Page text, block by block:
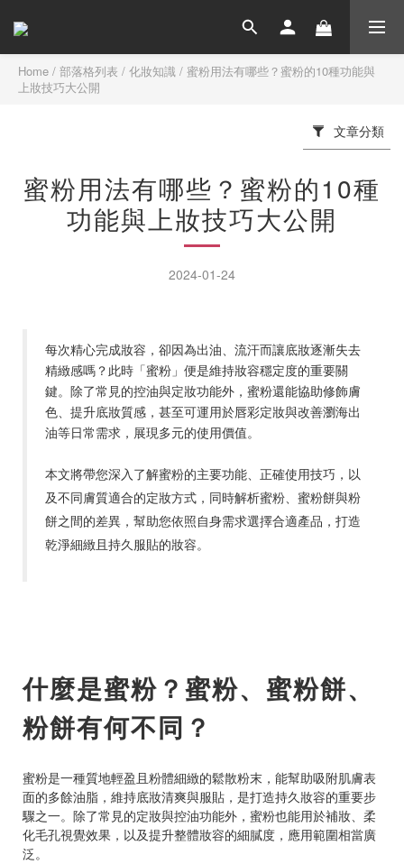
Home / 部落格列表 / 化妝知識 / 蜜粉用法有哪些？蜜粉的10種功能與
上妝技巧大公開
文章分類
蜜粉用法有哪些？蜜粉的10種
功能與上妝技巧大公開
2024-01-24
每次精心完成妝容，卻因為出油、流汗而讓底妝逐漸失去
精緻感嗎？此時「蜜粉」便是維持妝容穩定度的重要關
鍵。除了常見的控油與定妝功能外，蜜粉還能協助修飾膚
色、提升底妝質感，甚至可運用於唇彩定妝與改善瀏海出
油等日常需求，展現多元的使用價值。
本文將帶您深入了解蜜粉的主要功能、正確使用技巧，以
及不同膚質適合的定妝方式，同時解析蜜粉、蜜粉餅與粉
餅之間的差異，幫助您依照自身需求選擇合適產品，打造
乾淨細緻且持久服貼的妝容。
什麼是蜜粉？蜜粉、蜜粉餅、
粉餅有何不同？
蜜粉是一種質地輕盈且粉體細緻的鬆散粉末，能幫助吸附肌膚表
面的多餘油脂，維持底妝清爽與服貼，是打造持久妝容的重要步
驟之一。除了常見的定妝與控油功能外，蜜粉也能用於補妝、柔
化毛孔視覺效果，以及提升整體妝容的細膩度，應用範圍相當廣
泛。